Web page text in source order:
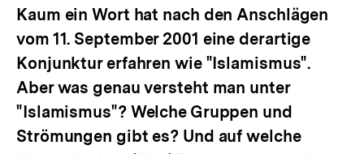
Kaum ein Wort hat nach den Anschlägen
vom 11. September 2001 eine derartige
Konjunktur erfahren wie "Islamismus".
Aber was genau versteht man unter
"Islamismus"? Welche Gruppen und
Strömungen gibt es? Und auf welche